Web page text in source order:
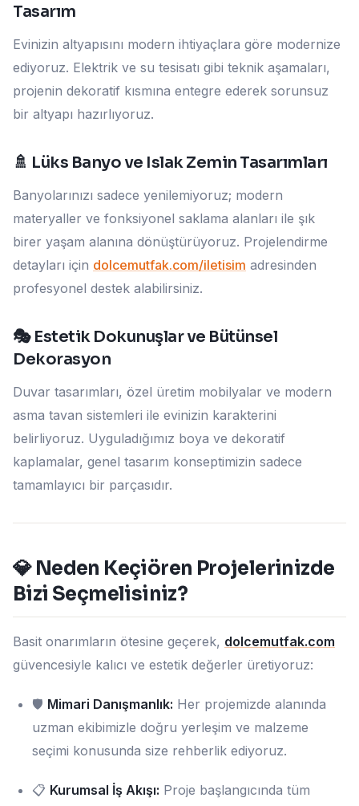
Tasarım
Evinizin altyapısını modern ihtiyaçlara göre modernize
ediyoruz. Elektrik ve su tesisatı gibi teknik aşamaları,
projenin dekoratif kısmına entegre ederek sorunsuz
bir altyapı hazırlıyoruz.
🚿 Lüks Banyo ve Islak Zemin Tasarımları
Banyolarınızı sadece yenilemiyoruz; modern
materyaller ve fonksiyonel saklama alanları ile şık
birer yaşam alanına dönüştürüyoruz. Projelendirme
detayları için dolcemutfak.com/iletisim adresinden
profesyonel destek alabilirsiniz.
🎭 Estetik Dokunuşlar ve Bütünsel
Dekorasyon
Duvar tasarımları, özel üretim mobilyalar ve modern
asma tavan sistemleri ile evinizin karakterini
belirliyoruz. Uyguladığımız boya ve dekoratif
kaplamalar, genel tasarım konseptimizin sadece
tamamlayıcı bir parçasıdır.
💎 Neden Keçiören Projelerinizde
Bizi Seçmelisiniz?
Basit onarımların ötesine geçerek, dolcemutfak.com
güvencesiyle kalıcı ve estetik değerler üretiyoruz:
🛡️ Mimari Danışmanlık: Her projemizde alanında
uzman ekibimizle doğru yerleşim ve malzeme
seçimi konusunda size rehberlik ediyoruz.
📋 Kurumsal İş Akışı: Proje başlangıcında tüm